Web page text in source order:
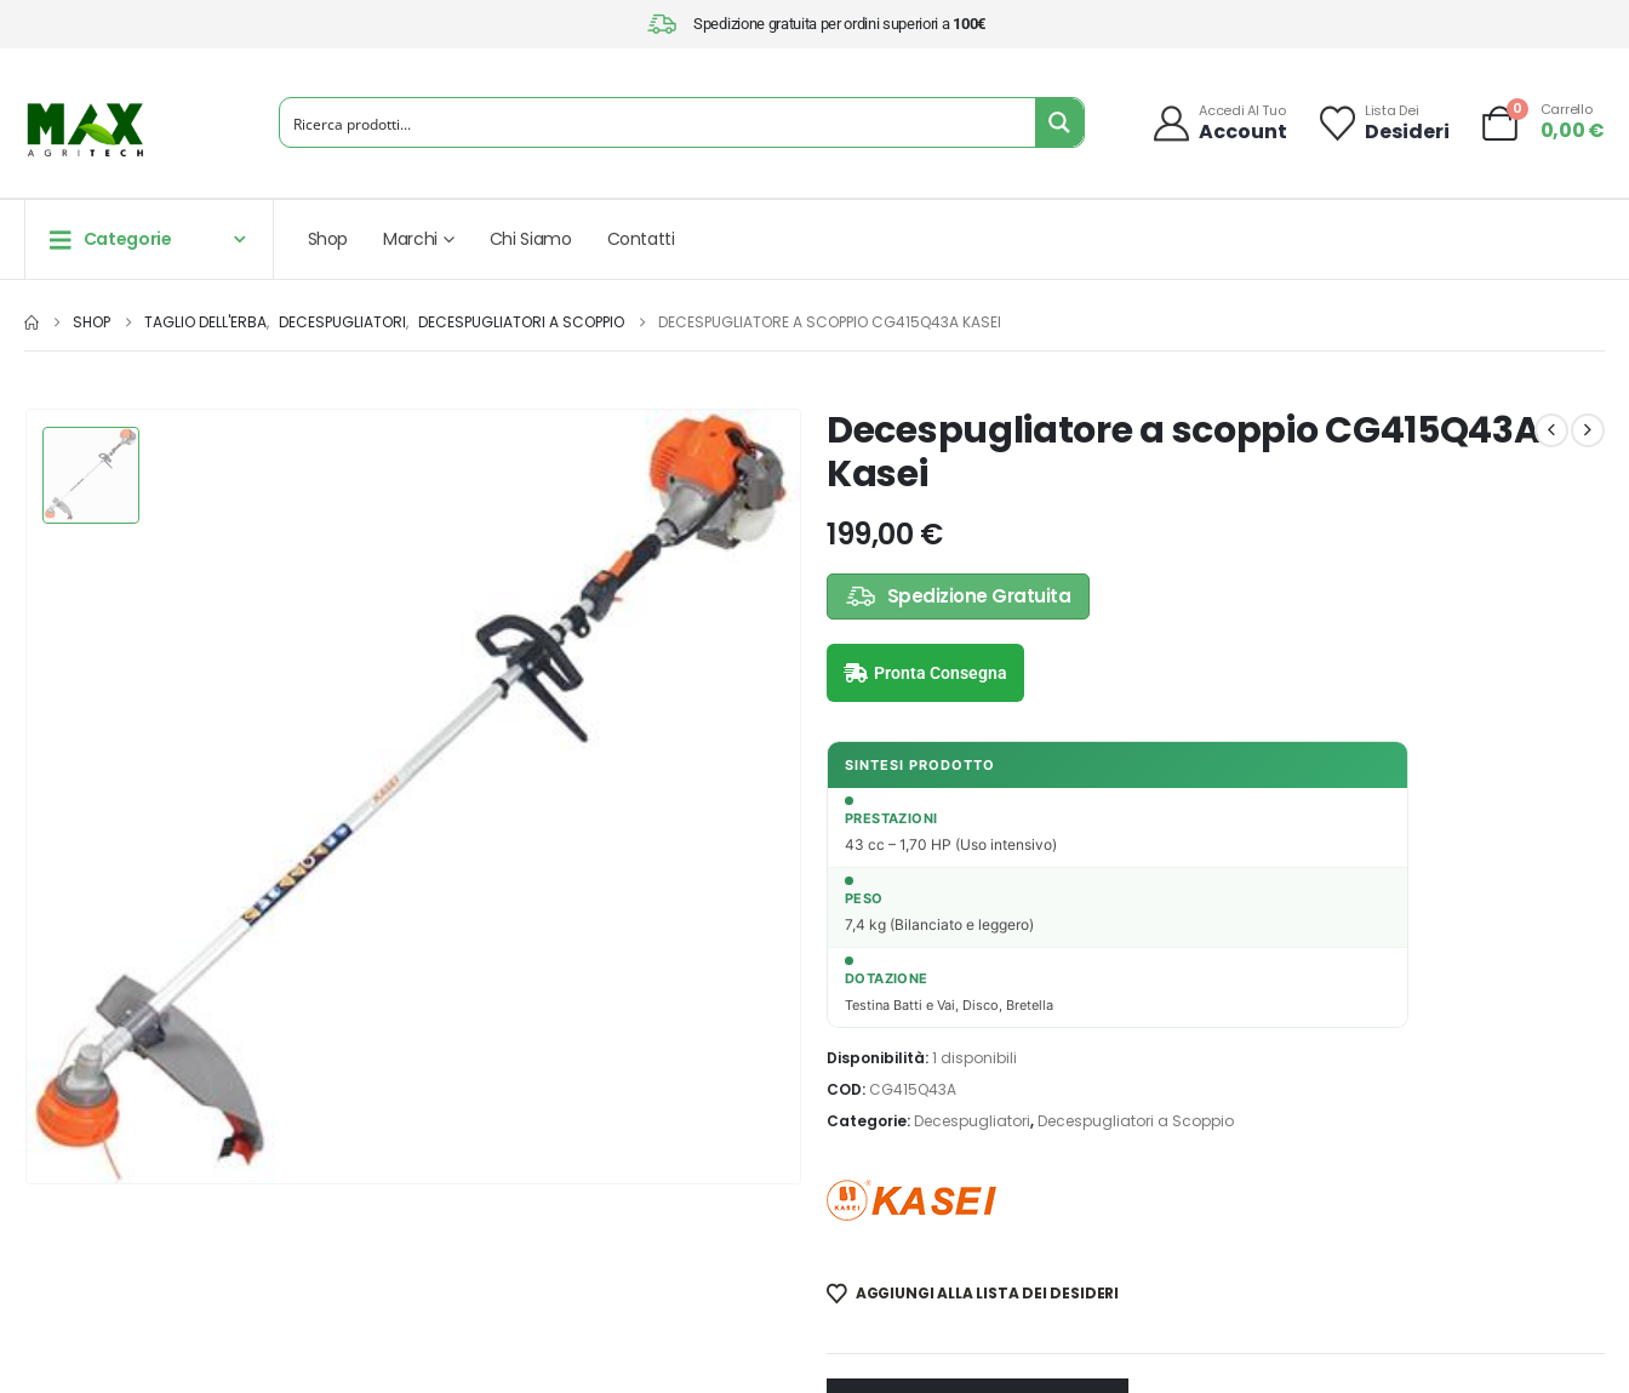
Spedizione gratuita per ordini superiori a 100€
Accedi Al Tuo
Account
Lista Dei
Desideri
0 Carrello
0,00€
Categorie Shop Marchi Chi Siamo Contatti
SHOP TAGLIO DELL'ERBA, DECESPUGLIATORI, DECESPUGLIATORI A SCOPPIO DECESPUGLIATORE A SCOPPIO CG415Q43A KASEI
Decespugliatore a scoppio CG415Q43A
Kasei
199,00 €
Spedizione Gratuita
Pronta Consegna
SINTESI PRODOTTO
PRESTAZIONI
43 cc – 1,70 HP (Uso intensivo)
PESO
7,4 kg (Bilanciato e leggero)
DOTAZIONE
Testina Batti e Vai, Disco, Bretella
Disponibilità:1 disponibili
COD: CG415Q43A
Categorie: Decespugliatori, Decespugliatori a Scoppio
AGGIUNGI ALLA LISTA DEI DESIDERI